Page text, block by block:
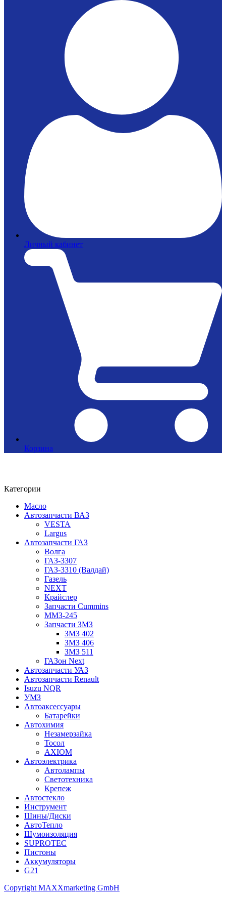
Личный кабинет
Корзина
Категории
Масло
Автозапчасти ВАЗ
VESTA
Largus
Автозапчасти ГАЗ
Волга
ГАЗ-3307
ГАЗ-3310 (Валдай)
Газель
NEXT
Крайслер
Запчасти Cummins
ММЗ-245
Запчасти ЗМЗ
ЗМЗ 402
ЗМЗ 406
ЗМЗ 511
ГАЗон Next
Автозапчасти УАЗ
Автозапчасти Renault
Isuzu NQR
УМЗ
Автоаксессуары
Батарейки
Автохимия
Незамерзайка
Тосол
AXIOM
Автоэлектрика
Автолампы
Светотехника
Крепеж
Автостекло
Инструмент
Шины/Диски
АвтоТепло
Шумоизоляция
SUPROTEC
Пистоны
Аккумуляторы
G21
Copyright MAXXmarketing GmbH